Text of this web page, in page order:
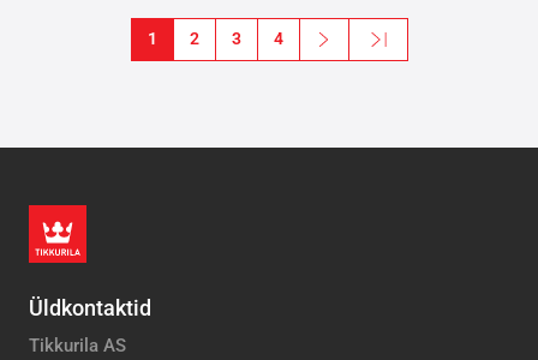
1 2 3 4 Next
Järgmine leht
Last »
Viimane leht
Üldkontaktid
Tikkurila AS